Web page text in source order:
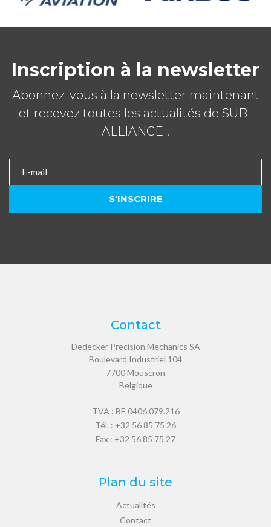
Inscription à la newsletter
Abonnez-vous à la newsletter maintenant
et recevez toutes les actualités de SUB-
ALLIANCE !
Contact
Dedecker Precision Mechanics SA
Boulevard Industriel 104
7700Mouscron
Belgique
TVA : BE 0406.079.216
Tél. : +32 56 85 75 26
Fax : +32 56 85 75 27
Plan du site
Actualités
Contact